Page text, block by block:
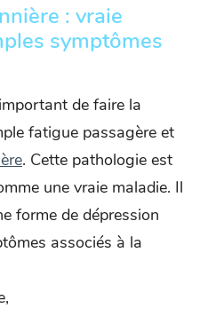
: vraie
symptômes
de faire la
fatigue passagère et
. Cette pathologie est
une vraie maladie. Il
forme de dépression
associés à la